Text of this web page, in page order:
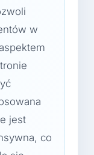
w
jest
co